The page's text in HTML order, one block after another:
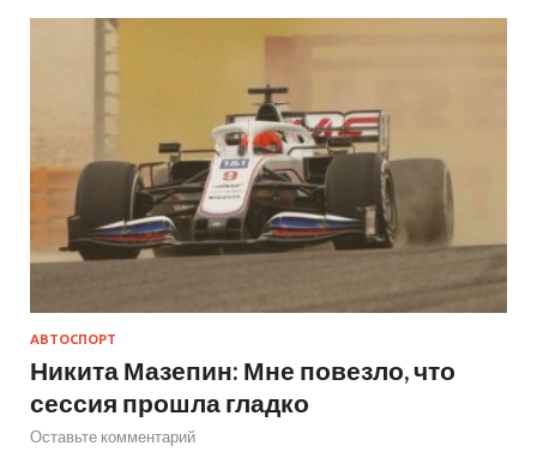
АВТОСПОРТ
Никита Мазепин: Мне повезло, что
сессия прошла гладко
Оставьте комментарий